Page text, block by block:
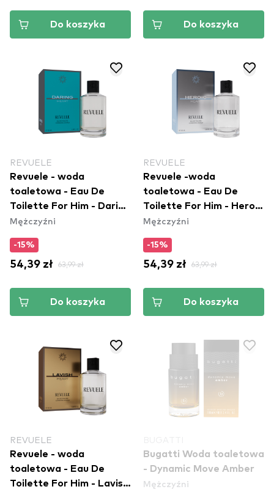
Do koszyka Do koszyka
REVUELE
Revuele - woda
toaletowa - Eau De
Toilette For Him - Daring
Heart
Mężczyźni
-15%
54,39 zł 63,99 zł
Do koszyka
REVUELE
Revuele -woda
toaletowa - Eau De
Toilette For Him - Heroic
Heart
Mężczyźni
-15%
54,39 zł 63,99 zł
Do koszyka
REVUELE
Revuele - woda
toaletowa - Eau De
Toilette For Him - Lavish
Bugatti Woda toaletowa
- Dynamic Move Amber
Mężczyźni